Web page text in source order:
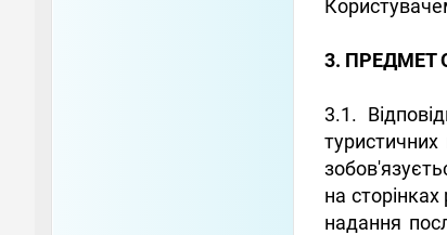
3. ПРЕДМЕТ
3.1.
на
надання